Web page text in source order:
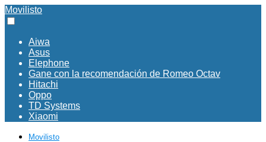
Movilisto
Aiwa
Asus
Elephone
Gane con la recomendación de Romeo Octav
Hitachi
Oppo
TD Systems
Xiaomi
Movilisto